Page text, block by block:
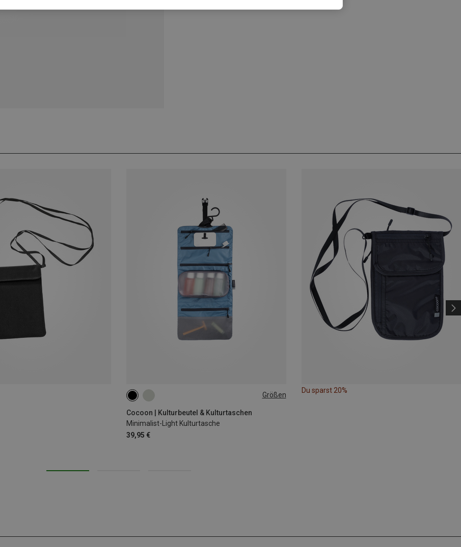
Größen
Cocoon | Kulturbeutel & Kulturtaschen
Minimalist-Light Kulturtasche
39,95 €
2.9 L
Du sparst 20%